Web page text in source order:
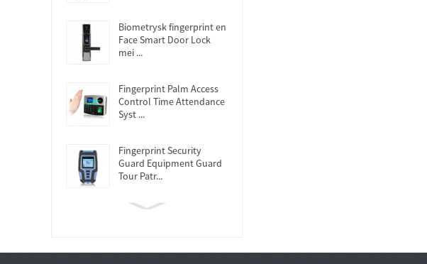
Biometrysk fingerprint en
Face Smart Door Lock
mei ...
Fingerprint Palm Access
Control Time Attendance
Syst ...
Fingerprint Security
Guard Equipment Guard
Tour Patr...